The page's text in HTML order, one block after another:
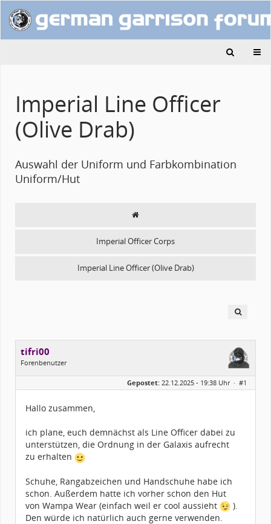
Imperial Line Officer
(Olive Drab)
Auswahl der Uniform und Farbkombination
Uniform/Hut
Imperial Officer Corps
Imperial Line Officer (Olive Drab)
tifri00
Forenbenutzer
Geschlecht:
Beiträge:
6
Kostüme:
Im Profil...
Gepostet: 22.12.2025 - 19:38 Uhr · #1
Hallo zusammen,
ich plane, euch demnächst als Line Officer dabei zu
unterstützen, die Ordnung in der Galaxis aufrecht
zu erhalten
Schuhe, Rangabzeichen und Handschuhe habe ich
schon. Außerdem hatte ich vorher schon den Hut
von Wampa Wear (einfach weil er cool aussieht
).
Den würde ich natürlich auch gerne verwenden.